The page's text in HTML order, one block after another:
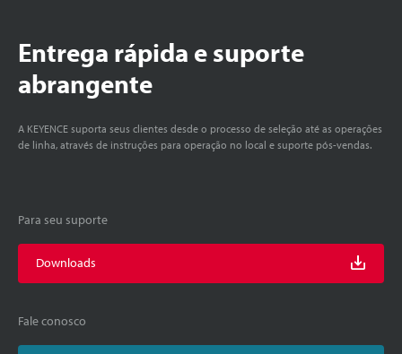
Entrega rápida e suporte
abrangente
A KEYENCE suporta seus clientes desde o processo de seleção até as operações
de linha, através de instruções para operação no local e suporte pós-vendas.
Para seu suporte
Downloads
Fale conosco